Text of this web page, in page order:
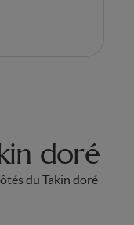
doré
du Takin doré